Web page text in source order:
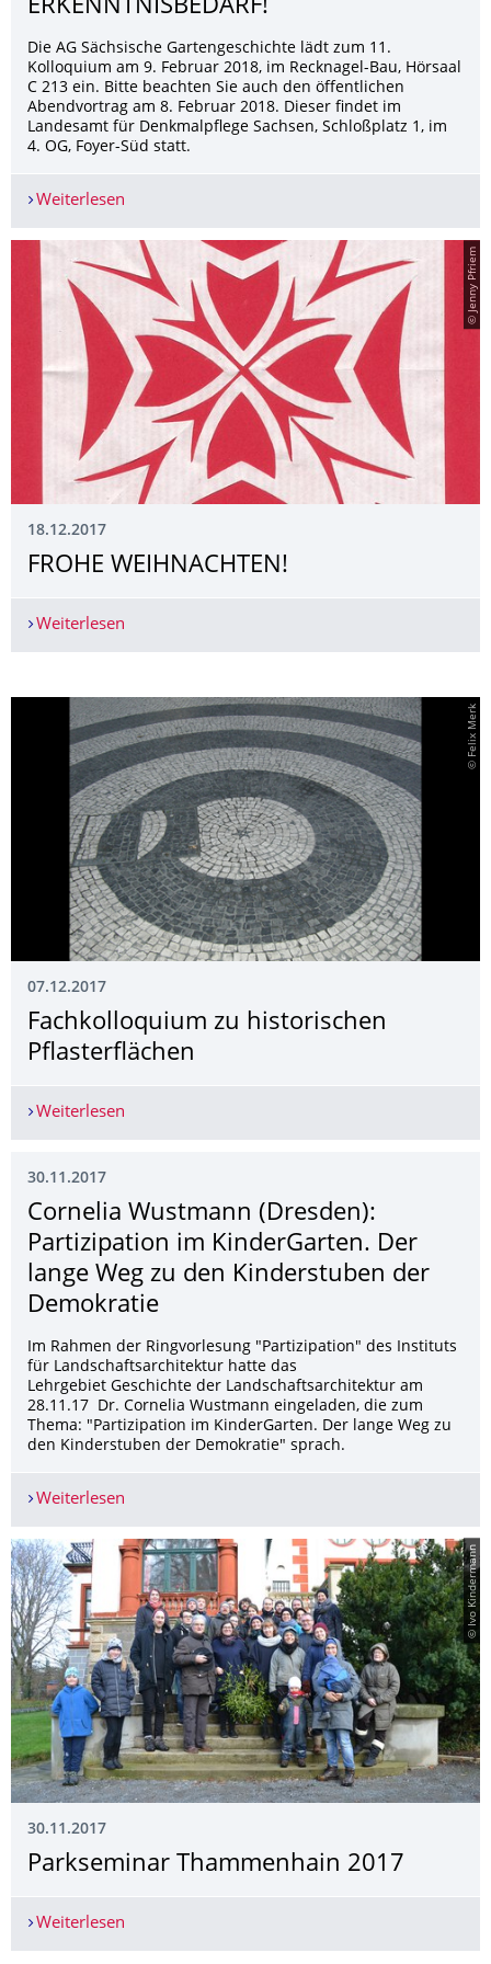
ERKENNTNISBEDARF!
Die AG Sächsische Gartengeschichte lädt zum 11.
Kolloquium am 9. Februar 2018, im Recknagel-Bau, Hörsaal
C 213 ein. Bitte beachten Sie auch den öffentlichen
Abendvortrag am 8. Februar 2018. Dieser findet im
Landesamt für Denkmalpflege Sachsen, Schloßplatz 1, im
4. OG, Foyer-Süd statt.
Weiterlesen
© Jenny Pfriem
18.12.2017
FROHE WEIHNACHTEN!
Weiterlesen
© Felix Merk
07.12.2017
Fachkolloquium zu historischen
Pflasterflächen
Weiterlesen
30.11.2017
Cornelia Wustmann (Dresden):
Partizipation im KinderGarten. Der
lange Weg zu den Kinderstuben der
Demokratie
Im Rahmen der Ringvorlesung "Partizipation" des Instituts
für Landschaftsarchitektur hatte das
Lehrgebiet Geschichte der Landschaftsarchitektur am
28.11.17 Dr. Cornelia Wustmann eingeladen, die zum
Thema: "Partizipation im KinderGarten. Der lange Weg zu
den Kinderstuben der Demokratie" sprach.
Weiterlesen
© Ivo Kindermann
30.11.2017
Parkseminar Thammenhain 2017
Weiterlesen